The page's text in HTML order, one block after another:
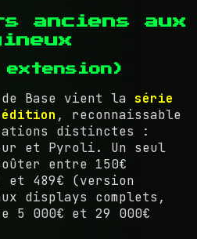
anciens aux
Base vient la série
édition , reconnaissable
distinctes :
et Pyroli. Un seul
entre 150€
et 489€ (version
displays complets,
000€ et 29 000€